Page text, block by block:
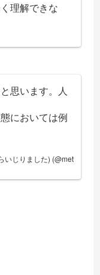
理解できな
思います。人
においては例
いじりました) (@met